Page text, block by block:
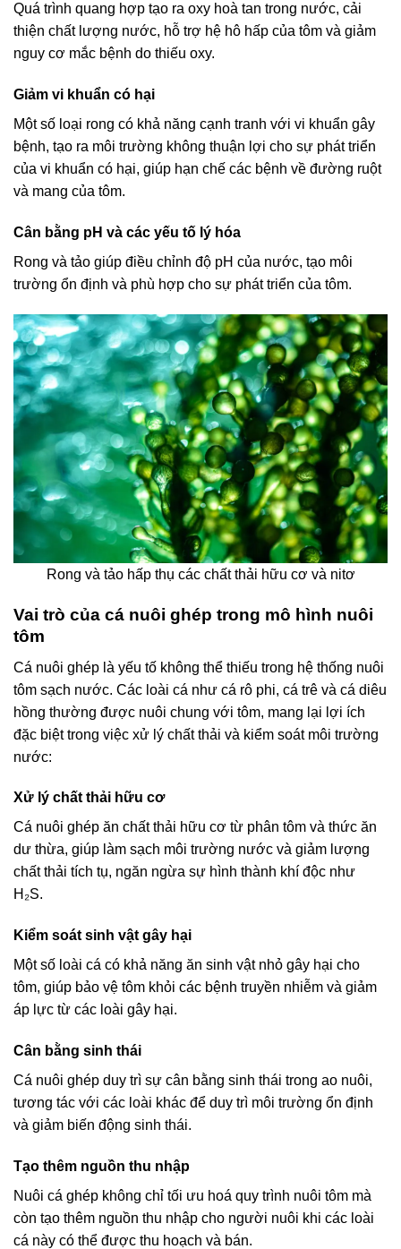
Quá trình quang hợp tạo ra oxy hoà tan trong nước, cải
thiện chất lượng nước, hỗ trợ hệ hô hấp của tôm và giảm
nguy cơ mắc bệnh do thiếu oxy.
Giảm vi khuẩn có hại
Một số loại rong có khả năng cạnh tranh với vi khuẩn gây
bệnh, tạo ra môi trường không thuận lợi cho sự phát triển
của vi khuẩn có hại, giúp hạn chế các bệnh về đường ruột
và mang của tôm.
Cân bằng pH và các yếu tố lý hóa
Rong và tảo giúp điều chỉnh độ pH của nước, tạo môi
trường ổn định và phù hợp cho sự phát triển của tôm.
Rong và tảo hấp thụ các chất thải hữu cơ và nitơ
Vai trò của cá nuôi ghép trong mô hình nuôi
tôm
Cá nuôi ghép là yếu tố không thể thiếu trong hệ thống nuôi
tôm sạch nước. Các loài cá như cá rô phi, cá trê và cá diêu
hồng thường được nuôi chung với tôm, mang lại lợi ích
đặc biệt trong việc xử lý chất thải và kiểm soát môi trường
nước:
Xử lý chất thải hữu cơ
Cá nuôi ghép ăn chất thải hữu cơ từ phân tôm và thức ăn
dư thừa, giúp làm sạch môi trường nước và giảm lượng
chất thải tích tụ, ngăn ngừa sự hình thành khí độc như
H₂S.
Kiểm soát sinh vật gây hại
Một số loài cá có khả năng ăn sinh vật nhỏ gây hại cho
tôm, giúp bảo vệ tôm khỏi các bệnh truyền nhiễm và giảm
áp lực từ các loài gây hại.
Cân bằng sinh thái
Cá nuôi ghép duy trì sự cân bằng sinh thái trong ao nuôi,
tương tác với các loài khác để duy trì môi trường ổn định
và giảm biến động sinh thái.
Tạo thêm nguồn thu nhập
Nuôi cá ghép không chỉ tối ưu hoá quy trình nuôi tôm mà
còn tạo thêm nguồn thu nhập cho người nuôi khi các loài
cá này có thể được thu hoạch và bán.